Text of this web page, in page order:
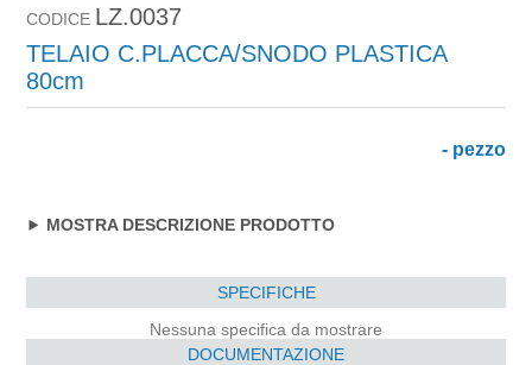
CODICE LZ.0037
TELAIO C.PLACCA/SNODO PLASTICA
80cm
- pezzo
MOSTRA DESCRIZIONE PRODOTTO
SPECIFICHE
Nessuna specifica da mostrare
DOCUMENTAZIONE